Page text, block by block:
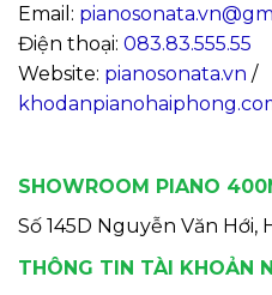
Email:
Điện thoại: 083.83.555.55
Website: pianosonata.vn /
SHOWROOM PIANO
Số 145D Nguyễn Văn Hới,
THÔNG TIN TÀI KHOẢN